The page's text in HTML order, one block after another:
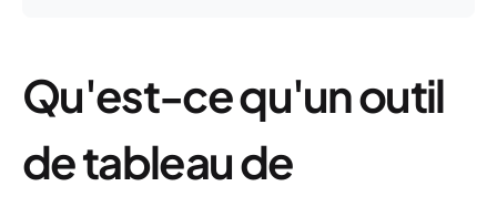
Qu'est-ce qu'un outil
de tableau de